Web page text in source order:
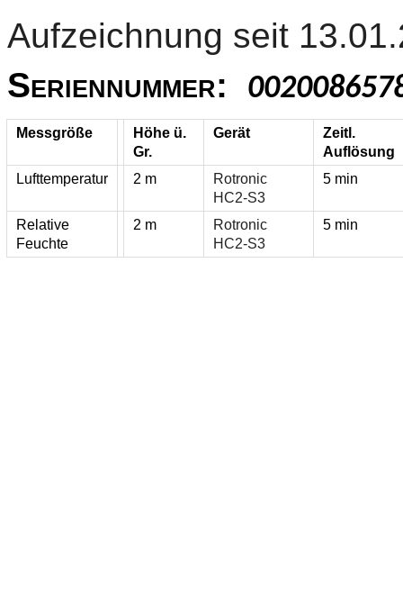
Aufzeichnung seit
Seriennummer:
Messgröße
Höhe ü.
Gr.
Gerät
Zeitl.
Auflösung
Lufttemperatur
2 m
Rotronic
HC2-S3
5 min
Relative
Feuchte
2 m
Rotronic
HC2-S3
5 min